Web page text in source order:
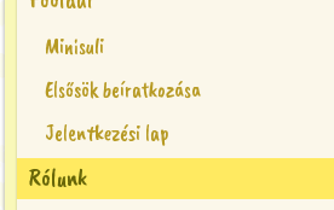
Minisuli
Elsősök beíratkozása
Jelentkezési lap
Rólunk